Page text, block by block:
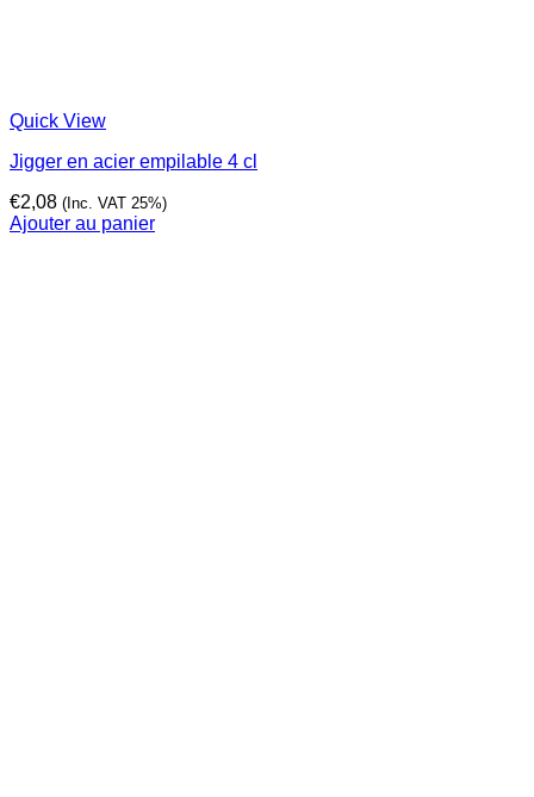
Quick View
Jigger en acier empilable 4 cl
€2,08 (Inc. VAT 25%)
Ajouter au panier